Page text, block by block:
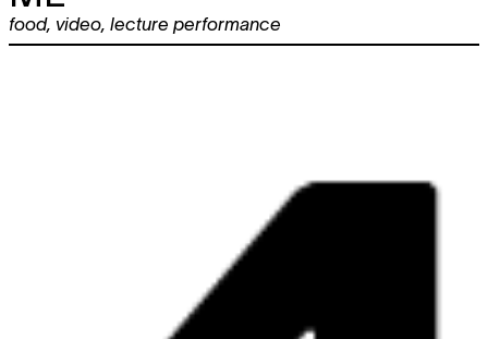
food, video lecture performance